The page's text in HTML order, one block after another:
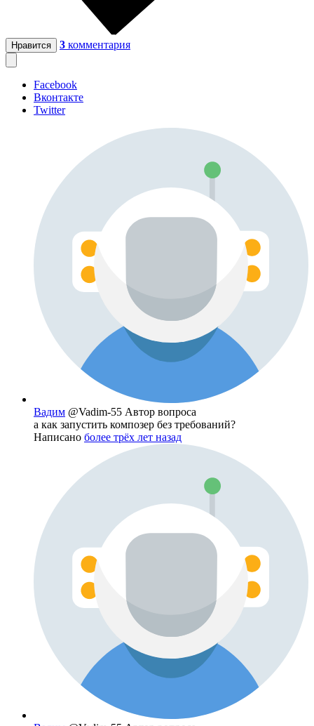
Нравится 3 комментария
Facebook
Вконтакте
Twitter
Вадим @Vadim-55 Автор вопроса
а как запустить композер без требований?
Написано более трёх лет назад